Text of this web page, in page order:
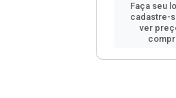
Faça seu
cadastre-
ver